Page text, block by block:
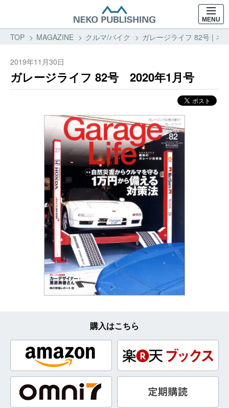
MENU
TOP MAGAZINE クルマ/バイク ガレージライフ 82号 | ネ
2019年11月30日
ガレージライフ 82号 2020年1月号
購入はこちら